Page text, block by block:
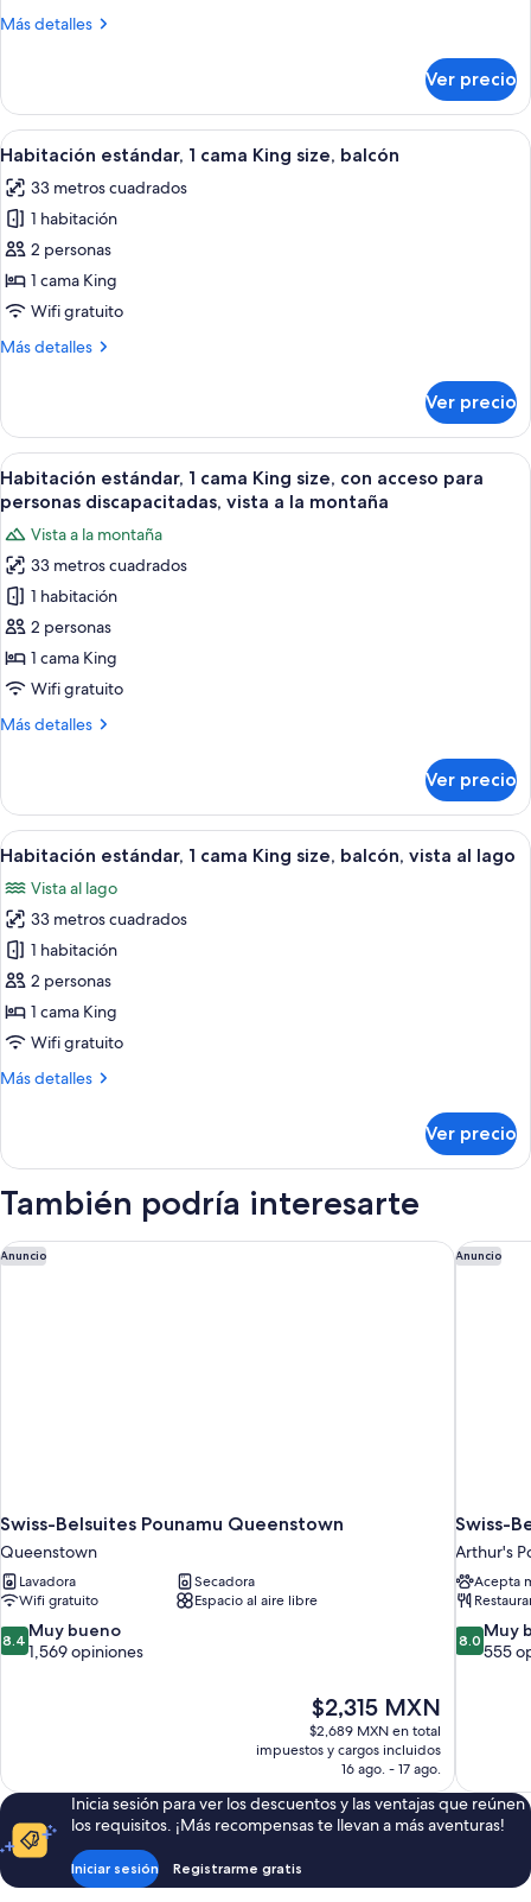
camas
balcón
Más detalles
Más
estándar,
camas
size,
balcón
Ver precio
Abrir
todas
las
fotos
de
Habitación
estándar,
cama
balcón
Habitación de hotel con cama,
7
Habitación estándar, 1 cama King size, balcón
33 metros cuadrados
1 habitación
2 personas
1 cama King
Wifi gratuito
Más detalles
Más
estándar,
cama
King
size,
balcón
Ver precio
Abrir
todas
las
fotos
de
Habitación
estándar,
1
cama
size,
para
personas
vista
a
la
montaña
Minibar, caja de seguridad en la
6
Habitación estándar, 1 cama King size, con acceso para
personas discapacitadas, vista a la montaña
Vista a la montaña
33 metros cuadrados
1 habitación
2 personas
1 cama King
Wifi gratuito
Más detalles
Más
estándar,
cama
size,
con
acceso
para
personas
discapacitadas,
vista
a
montaña
Ver precio
Abrir
todas
las
fotos
de
Habitación
estándar,
1
King
vista
al
Minibar, caja de seguridad en la
9
Habitación estándar, 1 cama King size, balcón, vista al lago
Vista al lago
33 metros cuadrados
1 habitación
2 personas
1 cama King
Wifi gratuito
Más detalles
Más
estándar,
cama
size,
balcón,
Ver precio
También podría interesarte
Anuncio
Swiss-Belsuites Pounamu Queenstown
Queenstown
Lavadora
Secadora
Wifi gratuito
Espacio al aire libre
8.4
de
8.4 Muy bueno
1,569 opiniones
El
precio
actual
de
$2,315 MXN
$2,315 MXN
$2,689 MXN en total
impuestos y cargos incluidos
16 ago. - 17 ago.
Swiss-Belsuites Pounamu Queenstown Anuncio
Swiss-
Arthur's
Acepta
8.0
de
8.0 Muy
555
Swiss-
Inicia sesión para ver los descuentos y las ventajas que reúnen
los requisitos. ¡Más recompensas te llevan a más aventuras!
Iniciar sesión Registrarme gratis